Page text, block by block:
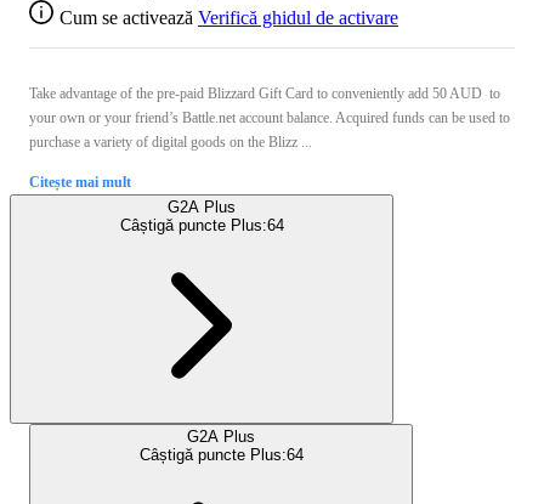
Cum se activează Verifică ghidul de activare
Take advantage of the pre-paid Blizzard Gift Card to conveniently add 50 AUD to
your own or your friend’s Battle.net account balance. Acquired funds can be used to
purchase a variety of digital goods on the Blizz ...
Citește mai mult
G2A Plus
Câștigă puncte Plus:64
G2A Plus
Câștigă puncte Plus:64